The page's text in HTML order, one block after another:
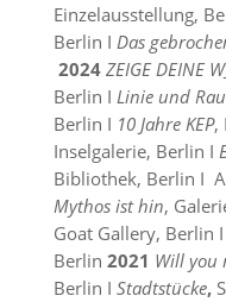
Einzelausstellung,
Berlin I Das
2024 ZEIGE DEINE
Berlin I Linie und
Berlin I 10 Jahre KEP,
Inselgalerie, Berlin I
Bibliothek, Berlin I
Mythos ist hin,
Goat Gallery, Berlin I
Berlin 2021 Will you
Berlin I Stadtstücke,